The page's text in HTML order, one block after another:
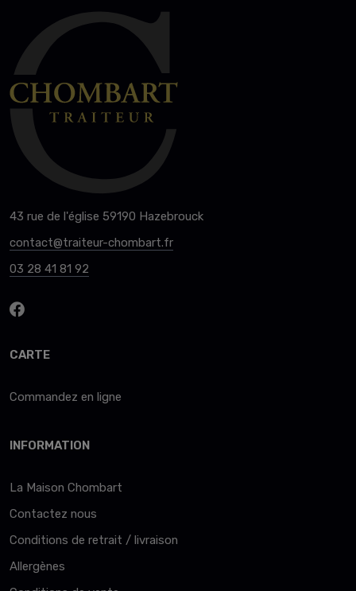
43 rue de l'église 59190 Hazebrouck
contact@traiteur-chombart.fr
03 28 41 81 92
CARTE
Commandez en ligne
INFORMATION
La Maison Chombart
Contactez nous
Conditions de retrait / livraison
Allergènes